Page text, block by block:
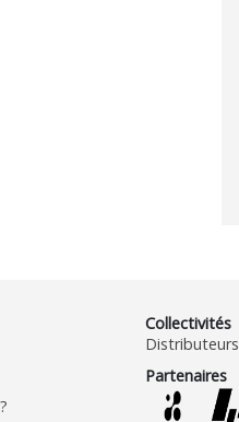
Collectivités
Distributeurs
Partenaires